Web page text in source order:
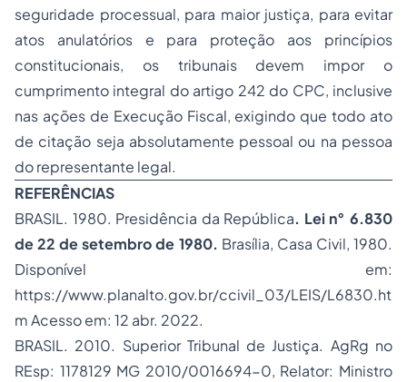
seguridade processual, para maior justiça, para evitar
atos anulatórios e para proteção aos princípios
constitucionais, os tribunais devem impor o
cumprimento integral do artigo 242 do CPC, inclusive
nas ações de Execução Fiscal, exigindo que todo ato
de citação seja absolutamente pessoal ou na pessoa
do representante legal.
REFERÊNCIAS
BRASIL. 1980. Presidência da República. Lei n° 6.830
de 22 de setembro de 1980. Brasília, Casa Civil, 1980.
Disponível em:
https://www.planalto.gov.br/ccivil_03/LEIS/L6830.ht
m Acesso em: 12 abr. 2022.
BRASIL. 2010. Superior Tribunal de Justiça. AgRg no
REsp: 1178129 MG 2010/0016694-0, Relator: Ministro